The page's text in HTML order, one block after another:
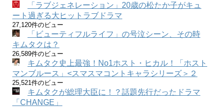
「ラブジェネレーション」20歳の松たか子がキュ
ート過ぎる大ヒットラブドラマ
27,120件のビュー
「ビューティフルライフ」の号泣シーン、その時
キムタクは？
26,589件のビュー
キムタク史上最強！No1ホスト・ヒカル！「ホスト
マンブルース」<スマスマコントキャラシリーズ＞２
25,521件のビュー
キムタクが総理大臣に！？話題先行だったドラマ
「CHANGE」